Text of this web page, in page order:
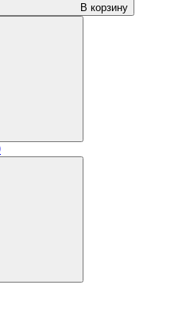
В корзину